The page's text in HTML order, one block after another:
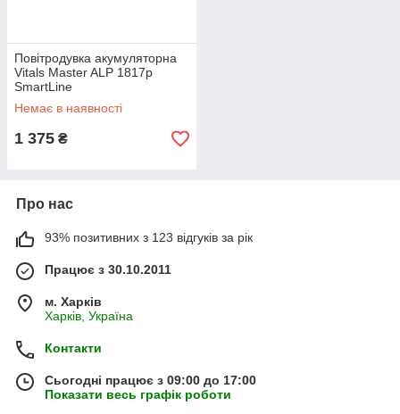
Повітродувка акумуляторна
Vitals Master ALP 1817p
SmartLine
Немає в наявності
1 375 ₴
Про нас
93% позитивних з 123 відгуків за рік
Працює з 30.10.2011
м. Харків
Харків, Україна
Контакти
Сьогодні працює з 09:00 до 17:00
Показати весь графік роботи